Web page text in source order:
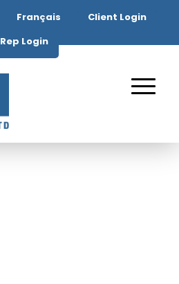
Français
Client Login
Rep Login